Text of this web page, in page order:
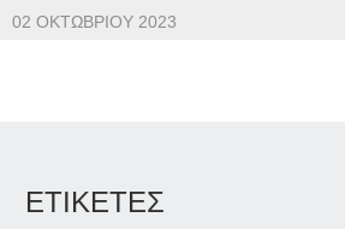
02 ΟΚΤΩΒΡΊΟΥ 2023
ΕΤΙΚΕΤΕΣ